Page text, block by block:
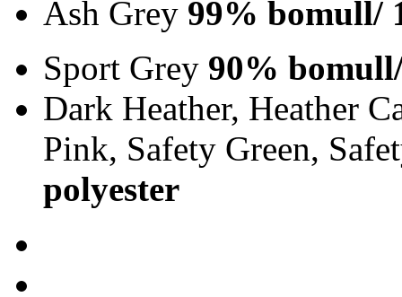
Ash Grey 99% bomull/
Sport Grey 90%
Dark Heather, Heather
Pink, Safety Green,
polyester